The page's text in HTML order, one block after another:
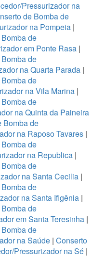
Pressurizador na
de Bomba de
na Pompeia|
de
em Ponte Rasa|
de
na Quarta Parada|
de
na Vila Marina |
de
na Quinta da Paineira
Bomba de
na Raposo Tavares|
de
na Republica |
de
na Santa Cecilia|
de
na Santa Ifigênia |
de
em Santa Teresinha|
de
na Saúde| Conserto
Pressurizador na Sé |